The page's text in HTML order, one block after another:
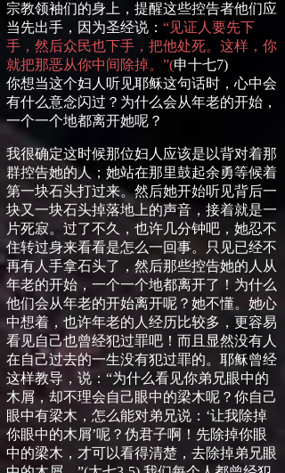
宗教领袖们的身上，提醒这些控告者他们应
当先出手，因为圣经说： “见证人要先下
手，然后众民也下手，把他处死。这样，你
就把那恶从你中间除掉。”(申十七7)
你想当这个妇人听见耶稣这句话时，心中会
有什么意念闪过？为什么会从年老的开始，
一个一个地都离开她呢？
我很确定这时候那位妇人应该是以背对着那
群控告她的人；她站在那里鼓起余勇等候着
第一块石头打过来。然后她开始听见背后一
块又一块石头掉落地上的声音，接着就是一
片死寂。过了不久，也许几分钟吧，她忍不
住转过身来看看是怎么一回事。只见已经不
再有人手拿石头了，然后那些控告她的人从
年老的开始，一个一个地都离开了！为什么
他们会从年老的开始离开呢？她不懂。她心
中想着，也许年老的人经历比较多，更容易
看见自己也曾经犯过罪吧！而且显然没有人
在自己过去的一生没有犯过罪的。耶稣曾经
这样教导，说：“为什么看见你弟兄眼中的
木屑，却不理会自己眼中的梁木呢？你自己
眼中有梁木，怎么能对弟兄说：‘让我除掉
你眼中的木屑’呢？伪君子啊！先除掉你眼
中的梁木，才可以看得清楚，去除掉弟兄眼